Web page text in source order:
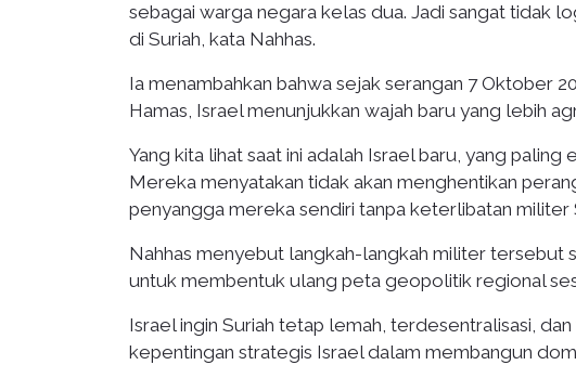
sebagai warga negara kelas dua. Jadi sangat tidak
di Suriah, kata Nahhas.
Ia menambahkan bahwa sejak serangan 7 Oktober
Hamas, Israel menunjukkan wajah baru yang lebih
Yang kita lihat saat ini adalah Israel baru, yang
Mereka menyatakan tidak akan menghentikan
penyangga mereka sendiri tanpa keterlibatan militer
Nahhas menyebut langkah-langkah militer tersebut
untuk membentuk ulang peta geopolitik regional
Israel ingin Suriah tetap lemah, terdesentralisasi,
kepentingan strategis Israel dalam membangun